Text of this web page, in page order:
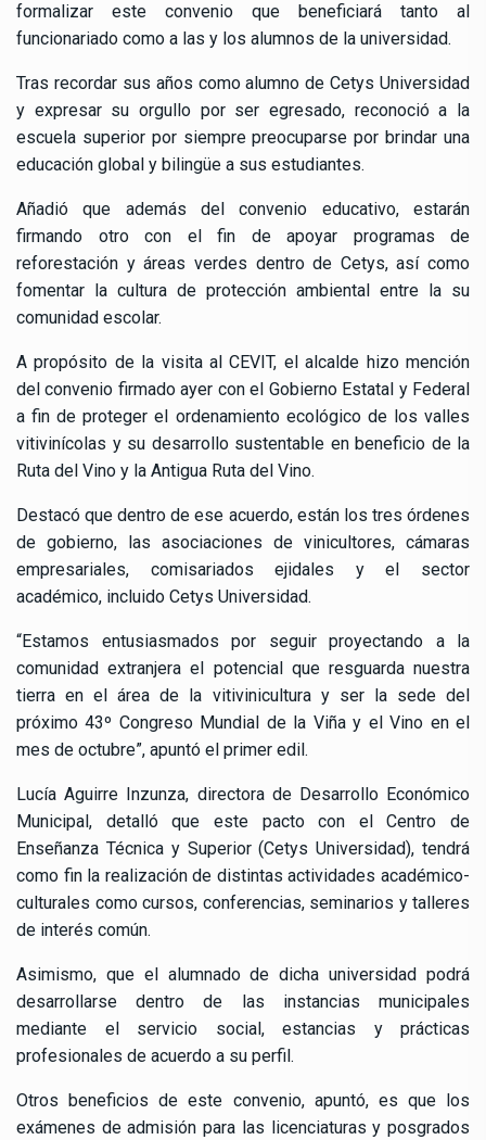
formalizar este convenio que beneficiará tanto al
funcionariado como a las y los alumnos de la universidad.
Tras recordar sus años como alumno de Cetys Universidad
y expresar su orgullo por ser egresado, reconoció a la
escuela superior por siempre preocuparse por brindar una
educación global y bilingüe a sus estudiantes.
Añadió que además del convenio educativo, estarán
firmando otro con el fin de apoyar programas de
reforestación y áreas verdes dentro de Cetys, así como
fomentar la cultura de protección ambiental entre la su
comunidad escolar.
A propósito de la visita al CEVIT, el alcalde hizo mención
del convenio firmado ayer con el Gobierno Estatal y Federal
a fin de proteger el ordenamiento ecológico de los valles
vitivinícolas y su desarrollo sustentable en beneficio de la
Ruta del Vino y la Antigua Ruta del Vino.
Destacó que dentro de ese acuerdo, están los tres órdenes
de gobierno, las asociaciones de vinicultores, cámaras
empresariales, comisariados ejidales y el sector
académico, incluido Cetys Universidad.
“Estamos entusiasmados por seguir proyectando a la
comunidad extranjera el potencial que resguarda nuestra
tierra en el área de la vitivinicultura y ser la sede del
próximo 43º Congreso Mundial de la Viña y el Vino en el
mes de octubre”, apuntó el primer edil.
Lucía Aguirre Inzunza, directora de Desarrollo Económico
Municipal, detalló que este pacto con el Centro de
Enseñanza Técnica y Superior (Cetys Universidad), tendrá
como fin la realización de distintas actividades académico-
culturales como cursos, conferencias, seminarios y talleres
de interés común.
Asimismo, que el alumnado de dicha universidad podrá
desarrollarse dentro de las instancias municipales
mediante el servicio social, estancias y prácticas
profesionales de acuerdo a su perfil.
Otros beneficios de este convenio, apuntó, es que los
exámenes de admisión para las licenciaturas y posgrados